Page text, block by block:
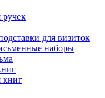
ручек
для визиток
наборы
книг